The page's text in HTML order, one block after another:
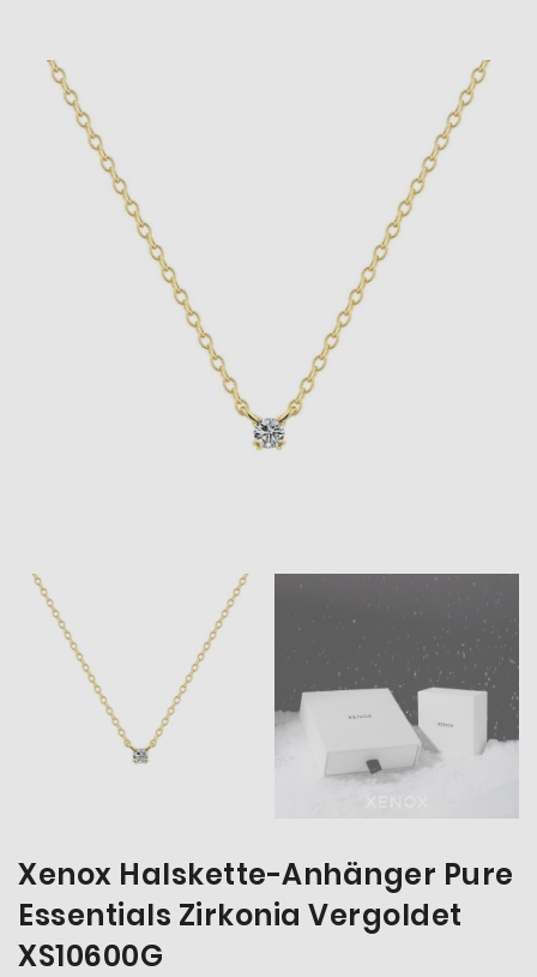
Zum
Bildergalerie
Zum
Anfang
Bildergalerie
Xenox Halskette-Anhänger Pure
Essentials Zirkonia Vergoldet
XS10600G